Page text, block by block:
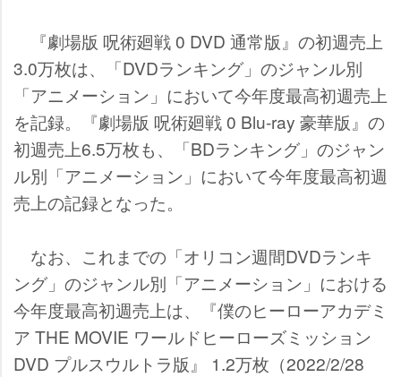
『劇場版 呪術廻戦 0 DVD 通常版』の初週売上
3.0万枚は、「DVDランキング」のジャンル別
「アニメーション」において今年度最高初週売上
を記録。『劇場版 呪術廻戦 0 Blu-ray 豪華版』の
初週売上6.5万枚も、「BDランキング」のジャン
ル別「アニメーション」において今年度最高初週
売上の記録となった。
なお、これまでの「オリコン週間DVDランキ
ング」のジャンル別「アニメーション」における
今年度最高初週売上は、『僕のヒーローアカデミ
ア THE MOVIE ワールドヒーローズミッション
DVD プルスウルトラ版』 1.2万枚（2022/2/28